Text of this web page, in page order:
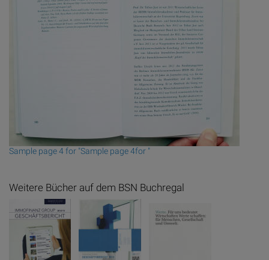
Sample page 4 for "Sample page 4for "
Weitere Bücher auf dem BSN Buchregal